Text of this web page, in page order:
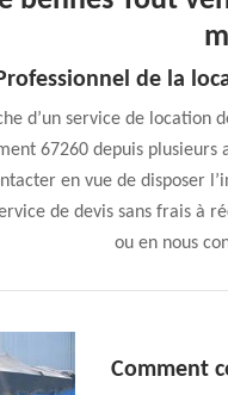
de la
d’un service de location
67260 depuis plusieurs
en vue de disposer
de devis sans frais à
ou en nous
Comment